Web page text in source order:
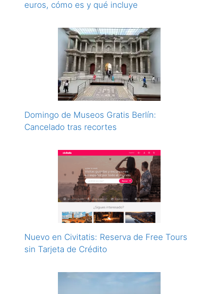
euros, cómo es y qué incluye
Domingo de Museos Gratis Berlín:
Cancelado tras recortes
Nuevo en Civitatis: Reserva de Free Tours
sin Tarjeta de Crédito